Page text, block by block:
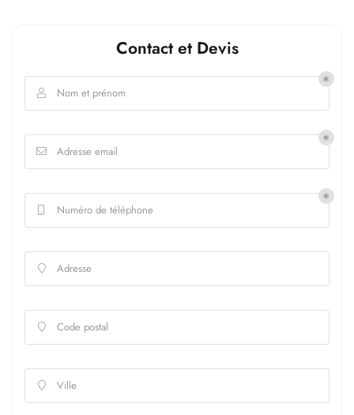
Contact et Devis
 Nom et prénom
 Adresse email
Numéro de téléphone
 Adresse
 Code postal
 Ville